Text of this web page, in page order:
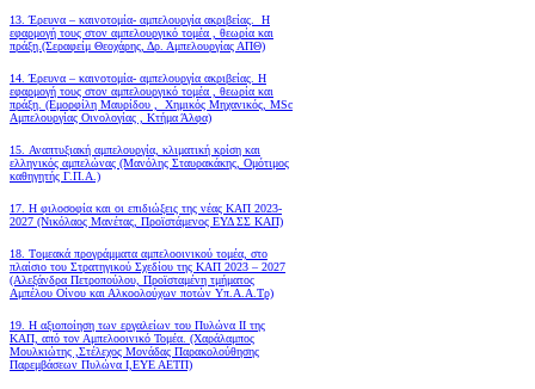
13. Έρευνα – καινοτομία- αμπελουργία ακριβείας. Η
εφαρμογή τους στον αμπελουργικό τομέα , θεωρία και
πράξη.(Σεραφείμ Θεοχάρης, Δρ. Αμπελουργίας ΑΠΘ)
14. Έρευνα – καινοτομία- αμπελουργία ακριβείας. Η
εφαρμογή τους στον αμπελουργικό τομέα , θεωρία και
πράξη. (Εμορφίλη Μαυρίδου , Χημικός Μηχανικός, MSc
Αμπελουργίας Οινολογίας , Κτήμα Άλφα)
15. Αναπτυξιακή αμπελουργία, κλιματική κρίση και
ελληνικός αμπελώνας (Μανόλης Σταυρακάκης, Ομότιμος
καθηγητής Γ.Π.Α.)
17. Η φιλοσοφία και οι επιδιώξεις της νέας ΚΑΠ 2023-
2027 (Νικόλαος Μανέτας, Προϊστάμενος ΕΥΔ ΣΣ ΚΑΠ)
18. Tομεακά προγράμματα αμπελοοινικού τομέα, στο
πλαίσιο του Στρατηγικού Σχεδίου της ΚΑΠ 2023 – 2027
(Αλεξάνδρα Πετροπούλου, Προϊσταμένη τμήματος
Αμπέλου Οίνου και Αλκοολούχων ποτών Υπ.Α.Α.Τρ)
19. Η αξιοποίηση των εργαλείων του Πυλώνα ΙΙ της
ΚΑΠ, από τον Αμπελοοινικό Τομέα. (Χαράλαμπος
Μουλκιώτης ,Στέλεχος Μονάδας Παρακολούθησης
Παρεμβάσεων Πυλώνα Ι,ΕΥΕ ΑΕΤΠ)